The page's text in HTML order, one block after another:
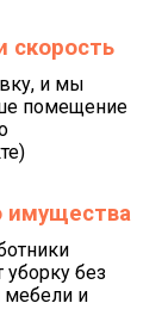
скорость
и мы
помещение
имущества
уборку без
и